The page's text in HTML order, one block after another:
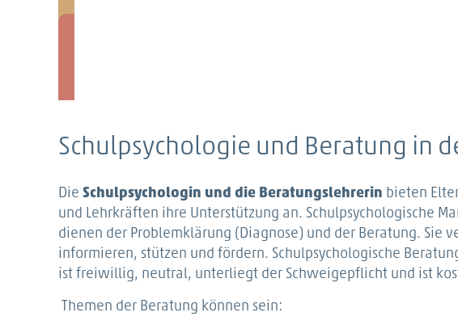
Schulpsychologie und Beratung in
Die Schulpsychologin und die Beratungslehrerin bieten
und Lehrkräften ihre Unterstützung an. Schulpsychologische
dienen der Problemklärung (Diagnose) und der Beratung. Sie
informieren, stützen und fördern. Schulpsychologische
ist freiwillig, neutral, unterliegt der Schweigepflicht und ist
Themen der Beratung können sein: